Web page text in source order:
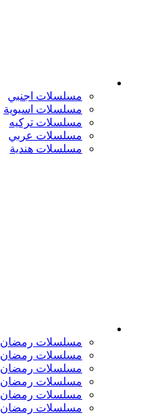
مسلسلات اجنبي
مسلسلات اسيوية
مسلسلات تركيه
مسلسلات عربي
مسلسلات هندية
مسلسلات رمضان 2026
مسلسلات رمضان 2025
مسلسلات رمضان 2024
مسلسلات رمضان 2023
مسلسلات رمضان 2022
مسلسلات رمضان 2021